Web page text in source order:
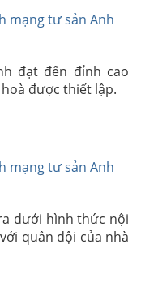
mạng tư sản Anh
đạt đến đỉnh cao
được thiết lập.
mạng tư sản Anh
dưới hình thức nội
quân đội của nhà